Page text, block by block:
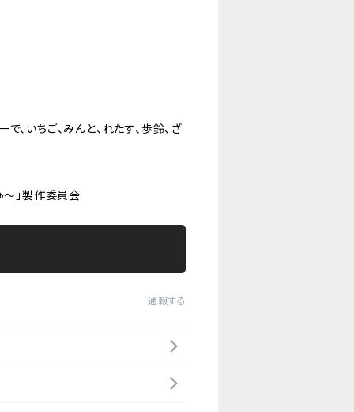
、いちご、みんと、れたす、歩鈴、ざ
～」製作委員会
通報する